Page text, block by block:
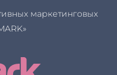
маркетинговых